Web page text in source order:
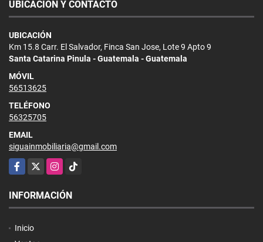
UBICACIÓN Y CONTACTO
UBICACIÓN
Km 15.8 Carr. El Salvador, Finca San Jose, Lote 9 Apto 9
Santa Catarina Pinula - Guatemala - Guatemala
MÓVIL
56513625
TELÉFONO
56325705
EMAIL
siguainmobiliaria@gmail.com
Facebook
X Instagram
TikTok
INFORMACIÓN
Inicio